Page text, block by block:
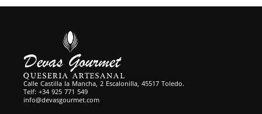
Calle Castilla la Mancha, 2 Escalonilla, 45517 Toledo.
Telf: +34 925 771 549
info@devasgourmet.com